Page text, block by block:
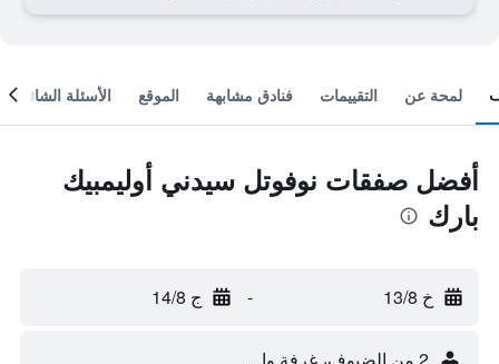
لمحة عن التقييمات فنادق مشابهة الموقع الأسئلة الشائعة
أفضل صفقات نوفوتل سيدني أوليمبيك
بارك
خ 13/8 - ج 14/8